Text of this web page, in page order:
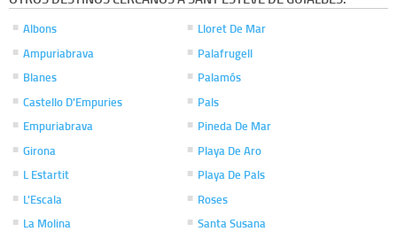
Albons
Ampuriabrava
Blanes
Castello D'Empuries
Empuriabrava
Girona
L Estartit
L'Escala
La Molina
Lloret De Mar
Palafrugell
Palamós
Pals
Pineda De Mar
Playa De Aro
Playa De Pals
Roses
Santa Susana